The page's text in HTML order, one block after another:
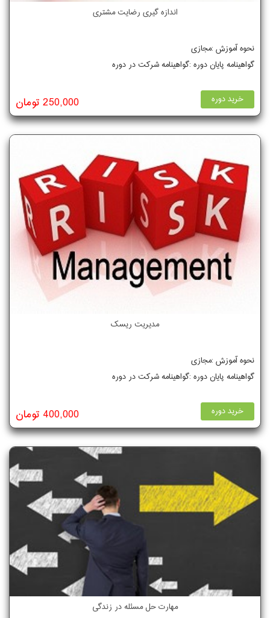
اندازه گیری رضایت مشتری
نحوه آموزش :مجازی
گواهینامه پایان دوره :گواهینامه شرکت در دوره
خرید دوره 250,000 تومان
مدیریت ریسک
نحوه آموزش :مجازی
گواهینامه پایان دوره :گواهینامه شرکت در دوره
خرید دوره 400,000 تومان
مهارت حل مسئله در زندگی